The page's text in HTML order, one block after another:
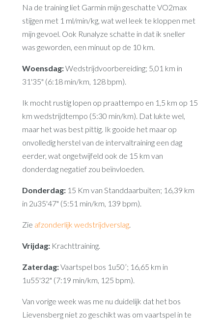
Na de training liet Garmin mijn geschatte VO2max
stijgen met 1 ml/min/kg, wat wel leek te kloppen met
mijn gevoel. Ook Runalyze schatte in dat ik sneller
was geworden, een minuut op de 10 km.
Woensdag:Wedstrijdvoorbereiding; 5,01 km in
31'35" (6:18 min/km, 128 bpm).
Ik mocht rustig lopen op praattempo en 1,5 km op 15
km wedstrijdtempo (5:30 min/km). Dat lukte wel,
maar het was best pittig. Ik gooide het maar op
onvolledig herstel van de intervaltraining een dag
eerder, wat ongetwijfeld ook de 15 km van
donderdag negatief zou beïnvloeden.
Donderdag:15 Km van Standdaarbuiten; 16,39 km
in 2u35'47" (5:51 min/km, 139 bpm).
Zie afzonderlijk wedstrijdverslag.
Vrijdag:Krachttraining.
Zaterdag:Vaartspel bos 1u50’; 16,65 km in
1u55'32" (7:19 min/km, 125 bpm).
Van vorige week was me nu duidelijk dat het bos
Lievensberg niet zo geschikt was om vaartspel in te